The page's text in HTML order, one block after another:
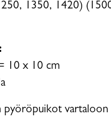
1350, 1420)
10 x 10 cm
pyöröpuikot